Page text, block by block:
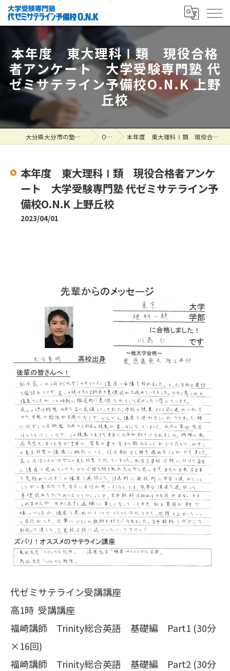
本年度 東大理科Ⅰ類 現役合格
者アンケート 大学受験専門塾 代
ゼミサテライン予備校O.N.K 上野
丘校
大分県大分市の塾なら大学受験専門塾 代ゼミサテライン予備校O.N.K ONK掲示板 本年度 東大理科Ⅰ類 現役合格者アンケート 大学受験専門塾 代ゼミサテライン予備校O.N.K 上野丘校
本年度 東大理科Ⅰ類 現役合格者アンケ
ート 大学受験専門塾 代ゼミサテライン予
備校O.N.K 上野丘校
2023/04/01
代ゼミサテライン受講講座
高1時 受講講座
福崎講師 Trinity総合英語 基礎編 Part1 (30分
×16回)
福崎講師 Trinity総合英語 基礎編 Part2 (30分